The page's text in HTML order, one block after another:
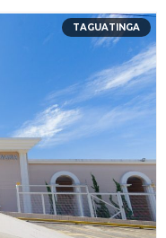
TAGUATINGA